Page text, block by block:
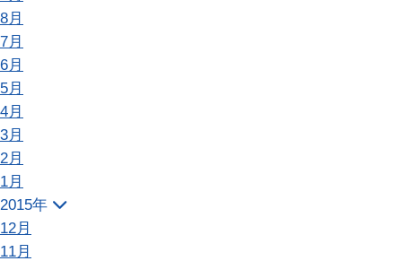
8月
7月
6月
5月
4月
3月
2月
1月
2015年
12月
11月